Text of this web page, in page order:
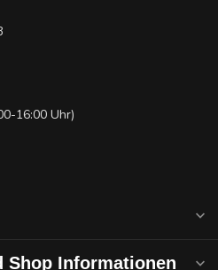
16:00 Uhr)
Shop Informationen